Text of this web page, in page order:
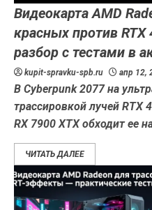
Видеокарта AMD
красных против
разбор с тестами в
kupit-spravku-spb.ru апр 12,
В Cyberpunk 2077 на
трассировкой лучей RTX
RX 7900 XTX обходит ее
ЧИТАТЬ ДАЛЕЕ